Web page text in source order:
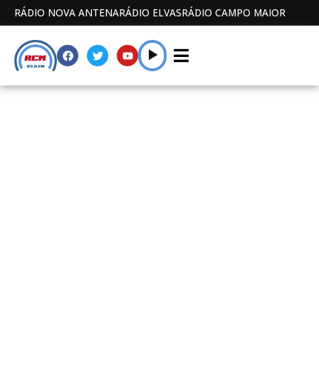
RÁDIO NOVA ANTENARÁDIO ELVASRÁDIO CAMPO MAIOR